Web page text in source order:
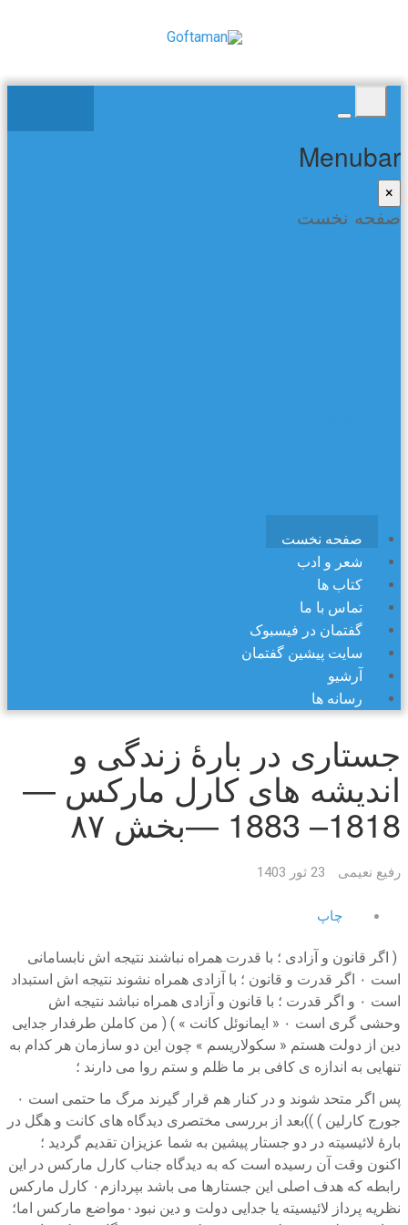
Menubar
×
صفحه نخست
صفحه نخست
شعر و ادب
کتاب ها
تماس با ما
گفتمان در فیسبوک
سایت پیشین گفتمان
آرشیو
رسانه ها
جستاری در بارهٔ زندگی و
اندیشه های کارل مارکس —
1818– 1883 —بخش ۸۷
رفیع نعیمی 23 ثور 1403
چاپ
( اگر قانون و آزادی ؛ با قدرت همراه نباشند نتیجه اش نابسامانی
است ۰ اگر قدرت و قانون ؛ با آزادی همراه نشوند نتیجه اش استبداد
است ۰ و اگر قدرت ؛ با قانون و آزادی همراه نباشد نتیجه اش
وحشی گری است ۰ « ایمانوئل کانت » ) ( من کاملن طرفدار جدایی
دین از دولت هستم « سکولاریسم » چون این دو سازمان هر کدام به
تنهایی به اندازه ی کافی بر ما ظلم و ستم روا می دارند ؛
پس اگر متحد شوند و در کنار هم قرار گیرند مرگ ما حتمی است ۰
جورج کارلین ) ))بعد از بررسی مختصری دیدگاه های کانت و هگل در
بارهٔ لائیسیته در دو جستار پیشین به شما عزیزان تقدیم گردید ؛
اکنون وقت آن رسیده است که به دیدگاه جناب کارل مارکس در این
رابطه که هدف اصلی این جستارها می باشد بپردازم۰ کارل مارکس
نظریه پرداز لائیسیته یا جدایی دولت و دین نبود۰مواضع مارکس اما؛